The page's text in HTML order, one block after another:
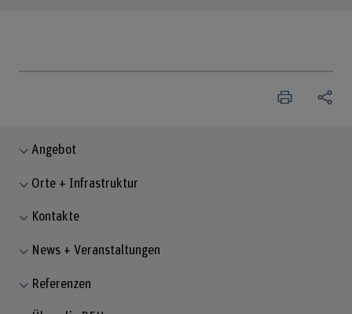
Angebot
Orte + Infrastruktur
Kontakte
News + Veranstaltungen
Referenzen